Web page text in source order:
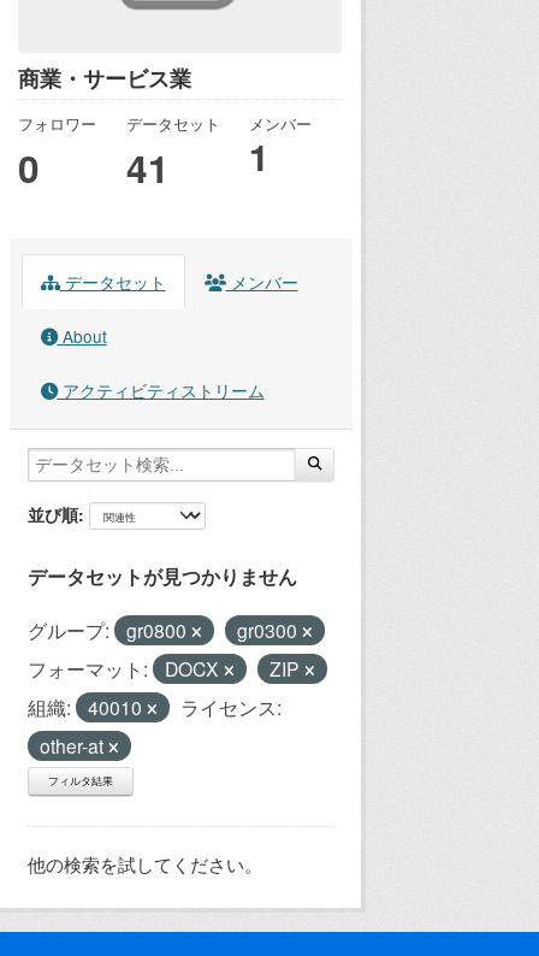
商業・サービス業
フォロワー
0
データセット
41
メンバー
1
データセット メンバー
About
アクティビティストリーム
並び順
データセットが見つかりません
グループ: gr0800
gr0300
フォーマット:
DOCX
ZIP
組織:
40010
ライセンス:
other-at
フィルタ結果
他の検索を試してください。